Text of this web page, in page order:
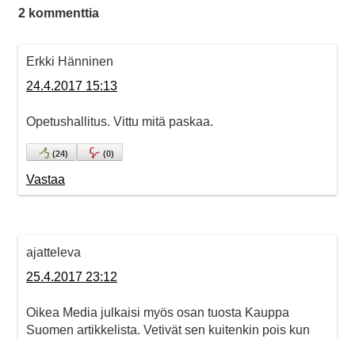
2 kommenttia
Erkki Hänninen
24.4.2017 15:13
Opetushallitus. Vittu mitä paskaa.
(24) (0)
Vastaa
ajatteleva
25.4.2017 23:12
Oikea Media julkaisi myös osan tuosta Kauppa
Suomen artikkelista. Vetivät sen kuitenkin pois kun